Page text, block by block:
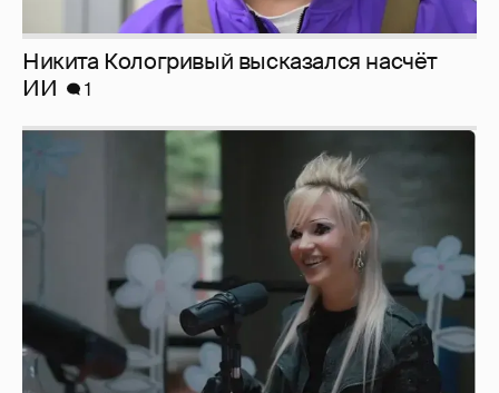
Певица Глюкоза рассказала о съёмках для
эротического журнала
3